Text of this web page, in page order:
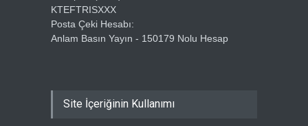
KTEFTRISXXX
Posta Çeki Hesabı:
Anlam Basın Yayın - 150179 Nolu Hesap
Site İçeriğinin Kullanımı